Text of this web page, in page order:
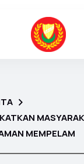
MEMPELAM